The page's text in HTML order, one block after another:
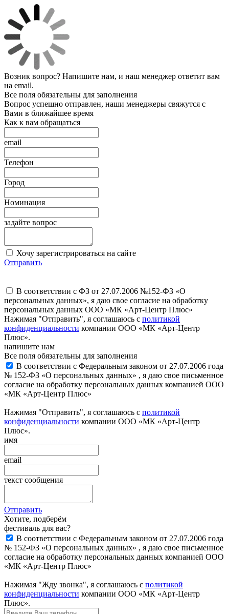
Возник вопрос? Напишите нам, и наш менеджер ответит вам
на email.
Все поля обязательны для заполнения
Вопрос успешно отправлен, наши менеджеры свяжутся с
Вами в ближайшее время
Как к вам обращаться
email
Телефон
Город
Номинация
задайте вопрос
Хочу зарегистрироваться на сайте
Отправить
В соответствии с ФЗ от 27.07.2006 №152-ФЗ «О
персональных данных», я даю свое согласие на обработку
персональных данных ООО «МК «Арт-Центр Плюс»
Нажимая "Отправить", я соглашаюсь с политикой
конфиденциальности компании ООО «МК «Арт-Центр
Плюс».
напишите нам
Все поля обязательны для заполнения
В соответствии с Федеральным законом от 27.07.2006 года
№ 152-ФЗ «О персональных данных» , я даю свое письменное
согласие на обработку персональных данных компанией ООО
«МК «Арт-Центр Плюс»
Нажимая "Отправить", я соглашаюсь с политикой
конфиденциальности компании ООО «МК «Арт-Центр
Плюс».
имя
email
текст сообщения
Отправить
Хотите, подберём
фестиваль для вас?
В соответствии с Федеральным законом от 27.07.2006 года
№ 152-ФЗ «О персональных данных» , я даю свое письменное
согласие на обработку персональных данных компанией ООО
«МК «Арт-Центр Плюс»
Нажимая "Жду звонка", я соглашаюсь с политикой
конфиденциальности компании ООО «МК «Арт-Центр
Плюс».